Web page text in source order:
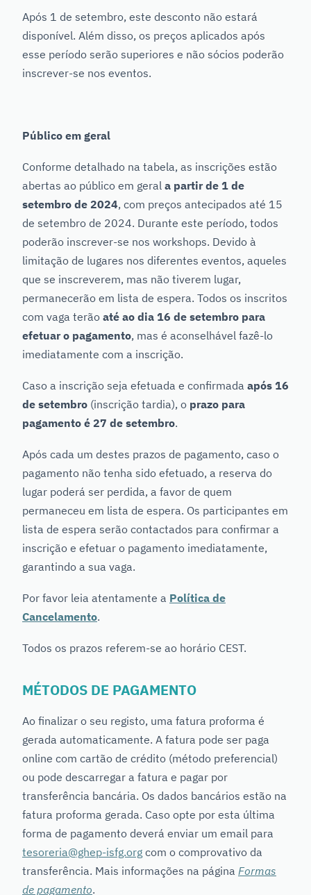
Após 1 de setembro, este desconto não estará
disponível. Além disso, os preços aplicados após
esse período serão superiores e não sócios poderão
inscrever-se nos eventos.
Público em geral
Conforme detalhado na tabela, as inscrições estão
abertas ao público em geral a partir de 1 de
setembro de 2024, com preços antecipados até 15
de setembro de 2024. Durante este período, todos
poderão inscrever-se nos workshops. Devido à
limitação de lugares nos diferentes eventos, aqueles
que se inscreverem, mas não tiverem lugar,
permanecerão em lista de espera. Todos os inscritos
com vaga terão até ao dia 16 de setembro para
efetuar o pagamento, mas é aconselhável fazê-lo
imediatamente com a inscrição.
Caso a inscrição seja efetuada e confirmada após 16
de setembro (inscrição tardia), o prazo para
pagamento é 27 de setembro.
Após cada um destes prazos de pagamento, caso o
pagamento não tenha sido efetuado, a reserva do
lugar poderá ser perdida, a favor de quem
permaneceu em lista de espera. Os participantes em
lista de espera serão contactados para confirmar a
inscrição e efetuar o pagamento imediatamente,
garantindo a sua vaga.
Por favor leia atentamente a Política de
Cancelamento.
Todos os prazos referem-se ao horário CEST.
MÉTODOS DE PAGAMENTO
Ao finalizar o seu registo, uma fatura proforma é
gerada automaticamente. A fatura pode ser paga
online com cartão de crédito (método preferencial)
ou pode descarregar a fatura e pagar por
transferência bancária. Os dados bancários estão na
fatura proforma gerada. Caso opte por esta última
forma de pagamento deverá enviar um email para
tesoreria@ghep-isfg.org com o comprovativo da
transferência. Mais informações na página Formas
de pagamento.